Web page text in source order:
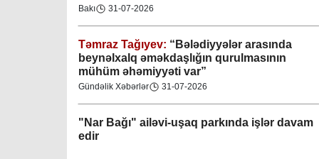
davam etdirəcəkdir
Bakı 31-07-2026
Təmraz Tağıyev: “Bələdiyyələr arasında
beynəlxalq əməkdaşlığın qurulmasının
mühüm əhəmiyyəti var”
Gündəlik Xəbərlər 31-07-2026
"Nar Bağı" ailəvi-uşaq parkında işlər davam
edir